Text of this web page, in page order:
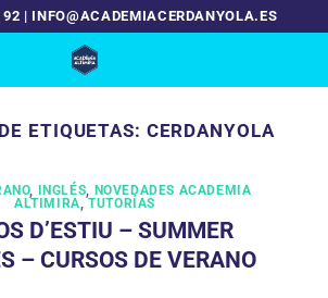
| INFO@ACADEMIACERDANYOLA.ES
ETIQUETAS: CERDANYOLA
, INGLÉS NOVEDADES ACADEMIA
ALTIMIRA ,TUTORÍAS
D’ESTIU – SUMMER
– CURSOS DE VERANO